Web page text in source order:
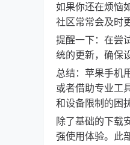
如果你还在烦恼
社区常常会及时
提醒一下：在尝
统的更新，确保
总结：苹果手机
或者借助专业工
和设备限制的困扰
除了基础的下载
强使用体验。此